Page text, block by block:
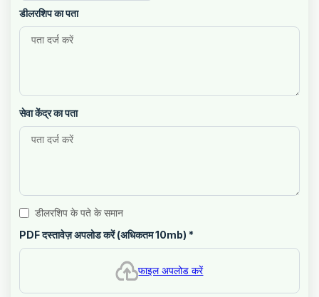
डीलरशिप का पता
सेवा केंद्र का पता
डीलरशिप के पते के समान
PDF दस्तावेज़ अपलोड करें (अधिकतम 10mb) *
फाइल अपलोड करें